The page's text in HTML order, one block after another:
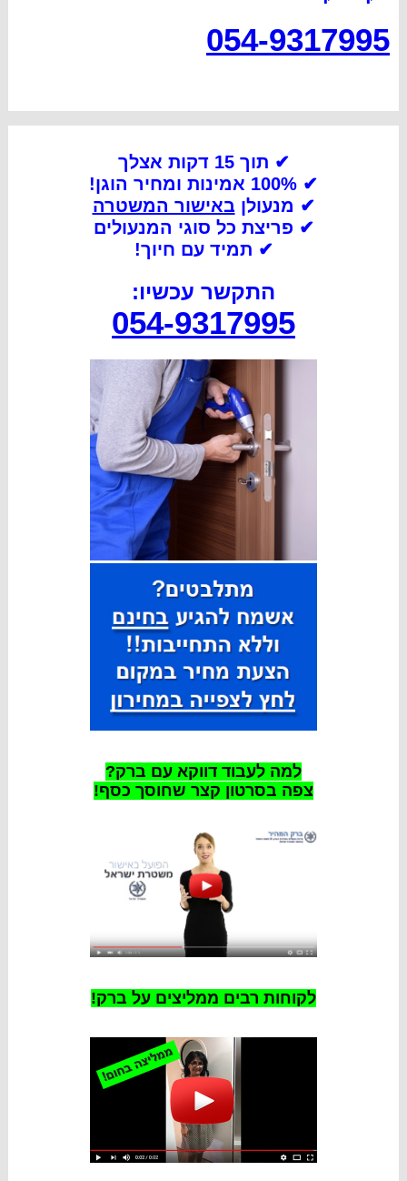
054-9317995
✔ תוך 15 דקות אצלך
✔ 100% אמינות ומחיר הוגן!
✔ מנעולןבאישור המשטרה
✔ פריצת כל סוגי המנעולים
✔ תמיד עם חיוך!
התקשר עכשיו:
054-9317995
למה לעבוד דווקא עם ברק?
צפה בסרטון קצר שחוסך כסף!
לקוחות רבים ממליצים על ברק!